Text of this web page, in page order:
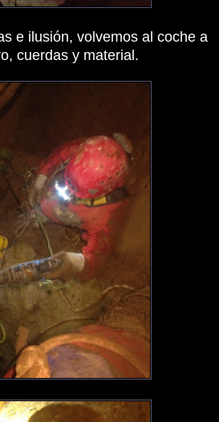
e ilusión, volvemos al coche a
cuerdas y material.